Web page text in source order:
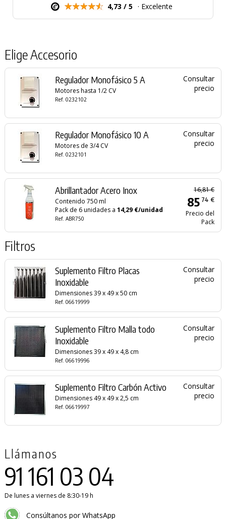
4,73 / 5 · Excelente
Elige Accesorio
Regulador Monofásico 5 A
Motores hasta 1/2 CV
Ref. 0232102
Consultar
precio
Regulador Monofásico 10 A
Motores de 3/4 CV
Ref. 0232101
Consultar
precio
Abrillantador Acero Inox
Contenido 750 ml
Pack de 6 unidades a 14,29 €/unidad
Ref. ABR750
16,81 €
85 74 €
Precio del
Pack
Filtros
Suplemento Filtro Placas
Inoxidable
Dimensiones 39 x 49 x 50 cm
Ref. 06619999
Consultar
precio
Suplemento Filtro Malla todo
Inoxidable
Dimensiones 39 x 49 x 4,8 cm
Ref. 06619996
Consultar
precio
Suplemento Filtro Carbón Activo
Dimensiones 49 x 49 x 2,5 cm
Ref. 06619997
Consultar
precio
Llámanos
91 161 03 04
De lunes a viernes de 8:30-19 h
Consúltanos por WhatsApp